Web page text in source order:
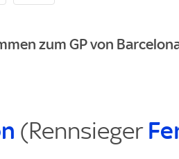
zum GP von
(Rennsieger